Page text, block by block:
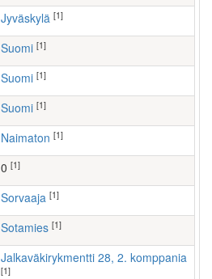
Jyväskylä [1]
Suomi [1]
Suomi [1]
Suomi [1]
Naimaton [1]
[1]
sorvaaja [1]
Sotamies [1]
Jalkaväkirykmentti 28, 2. komppania
[1]